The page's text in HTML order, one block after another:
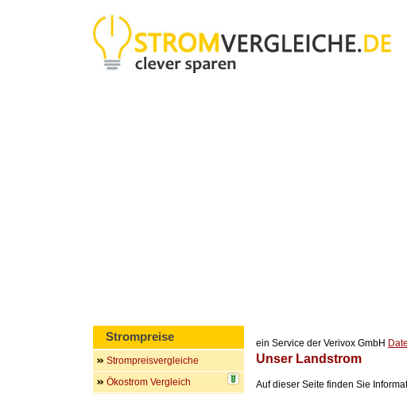
ein Service der Verivox GmbH
Unser Landstrom
Auf dieser Seite finden Sie
Strompreise
Strompreisvergleiche
Ökostrom Vergleich